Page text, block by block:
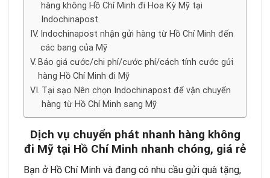
hàng không Hồ Chí Minh đi Hoa Kỳ Mỹ tại
Indochinapost
Indochinapost nhận gửi hàng từ Hồ Chí Minh đến
các bang của Mỹ
Báo giá cước/chi phí/cước phí/cách tính cước gửi
hàng Hồ Chí Minh đi Mỹ
Tại sạo Nên chọn Indochinapost để vận chuyển
hàng từ Hồ Chí Minh sang Mỹ
Dịch vụ chuyển phát nhanh hàng không
đi Mỹ tại Hồ Chí Minh nhanh chóng, giá rẻ
Bạn ở Hồ Chí Minh và đang có nhu cầu gửi quà tặng,